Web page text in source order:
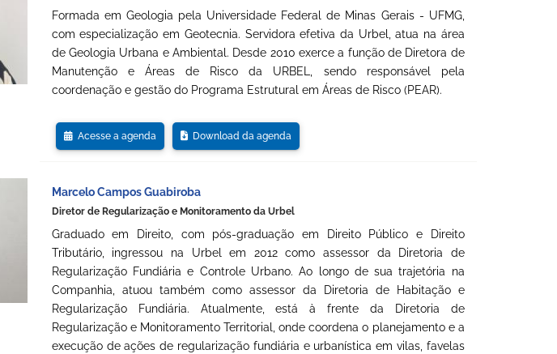
Formada em Geologia pela Universidade Federal de Minas Gerais - UFMG,
com especialização em Geotecnia. Servidora efetiva da Urbel, atua na área
de Geologia Urbana e Ambiental. Desde 2010 exerce a função de Diretora de
Manutenção e Áreas de Risco da URBEL, sendo responsável pela
coordenação e gestão do Programa Estrutural em Áreas de Risco (PEAR).
Acesse a agenda Download da agenda
Marcelo Campos Guabiroba
Diretor de Regularização e Monitoramento da Urbel
Graduado em Direito, com pós-graduação em Direito Público e Direito
Tributário, ingressou na Urbel em 2012 como assessor da Diretoria de
Regularização Fundiária e Controle Urbano. Ao longo de sua trajetória na
Companhia, atuou também como assessor da Diretoria de Habitação e
Regularização Fundiária. Atualmente, está à frente da Diretoria de
Regularização e Monitoramento Territorial, onde coordena o planejamento e a
execução de ações de regularização fundiária e urbanística em vilas, favelas